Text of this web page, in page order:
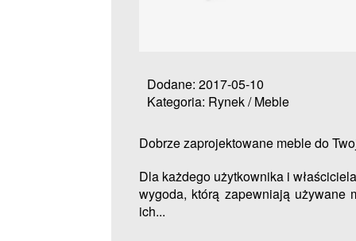
Dodane: 2017-05-10
Kategoria: Rynek / Meble
Dobrze zaprojektowane meble do
Dla każdego użytkownika i
wygoda, którą zapewniają
ich...